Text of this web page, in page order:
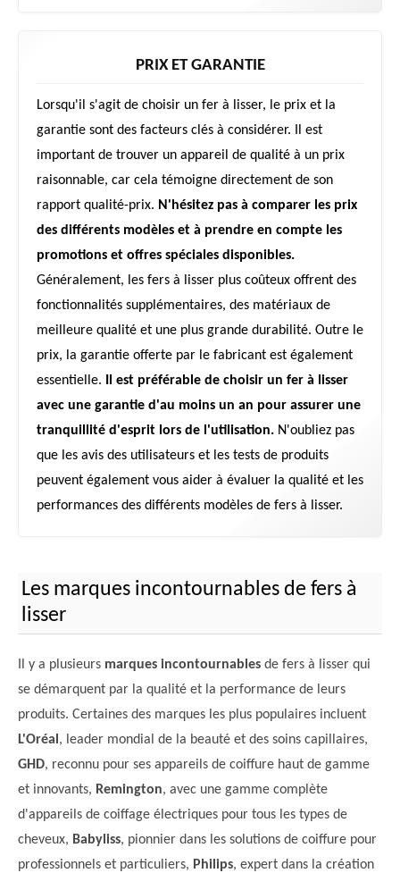
PRIX ET GARANTIE
Lorsqu'il s'agit de choisir un fer à lisser, le prix et la
garantie sont des facteurs clés à considérer. Il est
important de trouver un appareil de qualité à un prix
raisonnable, car cela témoigne directement de son
rapport qualité-prix. N'hésitez pas à comparer les prix
des différents modèles et à prendre en compte les
promotions et offres spéciales disponibles.
Généralement, les fers à lisser plus coûteux offrent des
fonctionnalités supplémentaires, des matériaux de
meilleure qualité et une plus grande durabilité. Outre le
prix, la garantie offerte par le fabricant est également
essentielle.
Il est préférable de choisir un fer à lisser
avec une garantie d'au moins un an pour assurer une
tranquillité d'esprit lors de l'utilisation. N'oubliez pas
que les avis des utilisateurs et les tests de produits
peuvent également vous aider à évaluer la qualité et les
performances des différents modèles de fers à lisser.
Les marques incontournables de fers à
lisser
Il y a plusieurs marques incontournables de fers à lisser qui
se démarquent par la qualité et la performance de leurs
produits. Certaines des marques les plus populaires incluent
L'Oréal , leader mondial de la beauté et des soins capillaires,
GHD, reconnu pour ses appareils de coiffure haut de gamme
et innovants, Remington, avec une gamme complète
d'appareils de coiffage électriques pour tous les types de
cheveux, Babyliss, pionnier dans les solutions de coiffure pour
professionnels et particuliers, Philips, expert dans la création